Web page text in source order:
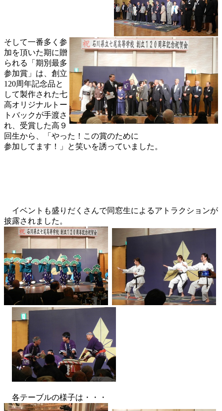
そして一番多く参
加を頂いた期に贈
られる「期別最多
参加賞」は、創立
120周年記念品と
して製作された七
高オリジナルトー
トバックが手渡さ
れ、受賞した高９
回生から、「やった！この賞のために
参加してます！」と笑いを誘っていました。
イベントも盛りだくさんで同窓生によるアトラクションが
披露されました。
各テーブルの様子は・・・